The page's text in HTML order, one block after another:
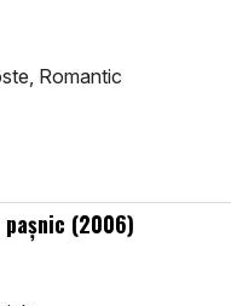
Romantic
(2006)